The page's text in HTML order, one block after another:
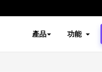
產品 功能